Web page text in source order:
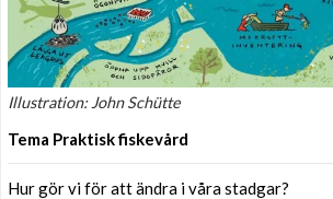
Illustration: John Schütte
Tema Praktisk fiskevård
Hur gör vi för att ändra i våra stadgar?